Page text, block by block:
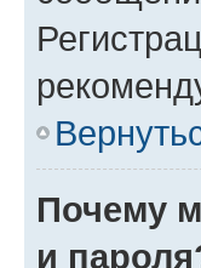
Почему
и